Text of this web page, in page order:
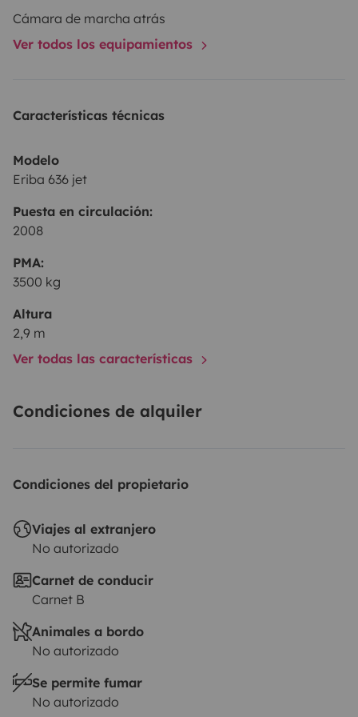
Pour plus de renseignements, n’hésitez pas à me
Cámara de marcha atrás
Ver todos los equipamientos
Características técnicas
Modelo
Eriba 636 jet
Puesta en circulación:
2008
PMA:
3500 kg
Altura
2,9 m
Ver todas las características
Condiciones de alquiler
Condiciones del propietario
Viajes al extranjero
No autorizado
Carnet de conducir
Carnet B
Animales a bordo
No autorizado
Se permite fumar
No autorizado